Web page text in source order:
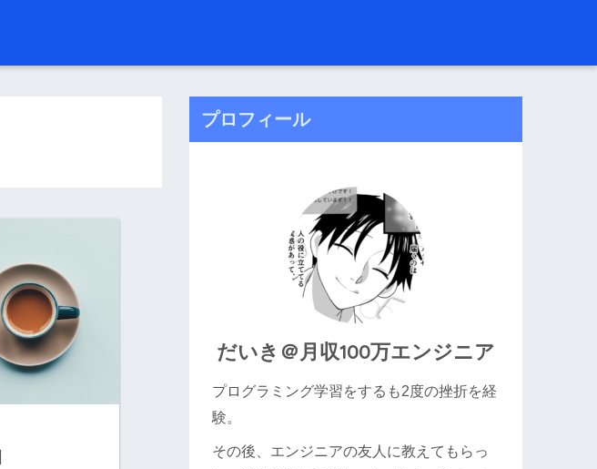
プロフィール
だいき＠月収100万エンジニア
プログラミング学習をするも2度の挫折を経
験。
その後、エンジニアの友人に教えてもらっ